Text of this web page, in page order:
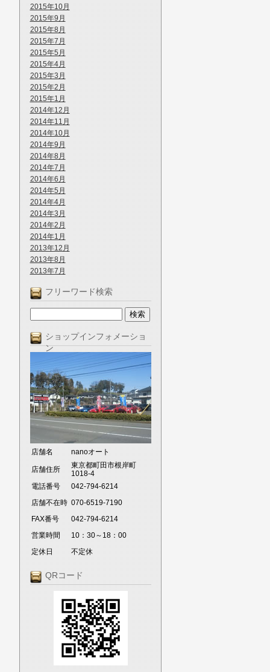
2015年10月
2015年9月
2015年8月
2015年7月
2015年5月
2015年4月
2015年3月
2015年2月
2015年1月
2014年12月
2014年11月
2014年10月
2014年9月
2014年8月
2014年7月
2014年6月
2014年5月
2014年4月
2014年3月
2014年2月
2014年1月
2013年12月
2013年8月
2013年7月
フリーワード検索
ショップインフォメーショ
ン
店舗名 nanoオート
店舗住所
東京都町田市根岸町
1018-4
電話番号
042-794-6214
店舗不在時 070-6519-7190
FAX番号
042-794-6214
営業時間
10：30～18：00
定休日
不定休
QRコード